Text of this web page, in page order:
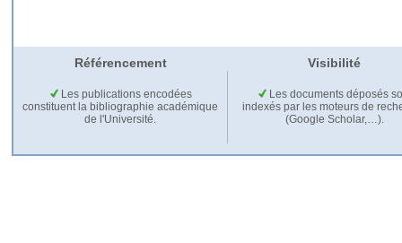
Référencement Visibilité
Les publications encodées
constituent la bibliographie académique
de l'Université.
Les documents déposés
indexés par les moteurs de
(Google Scholar,…).